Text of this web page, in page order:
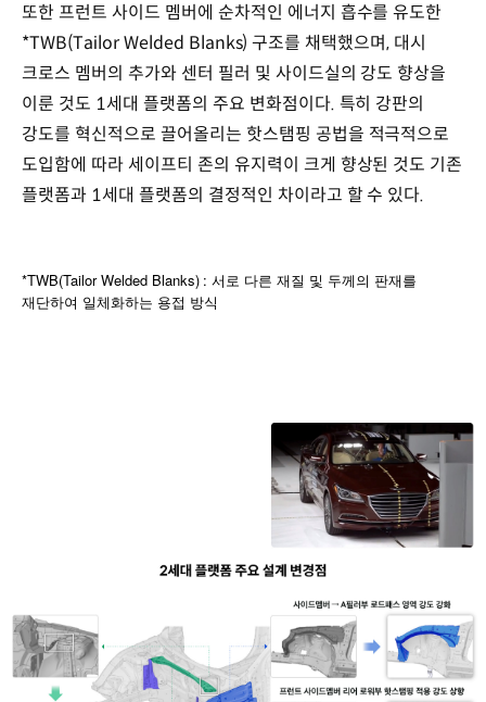
또한 프런트 사이드 멤버에 순차적인 에너지 흡수를 유도한
*TWB(Tailor Welded Blanks) 구조를 채택했으며, 대시
크로스 멤버의 추가와 센터 필러 및 사이드실의 강도 향상을
이룬 것도 1세대 플랫폼의 주요 변화점이다. 특히 강판의
강도를 혁신적으로 끌어올리는 핫스탬핑 공법을 적극적으로
도입함에 따라 세이프티 존의 유지력이 크게 향상된 것도 기존
플랫폼과 1세대 플랫폼의 결정적인 차이라고 할 수 있다.
*TWB(Tailor Welded Blanks) :서로 다른 재질 및 두께의 판재를
재단하여 일체화하는 용접 방식